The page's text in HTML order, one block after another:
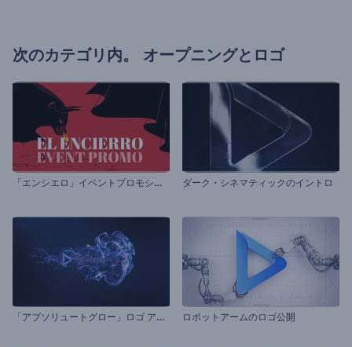
次のカテゴリ内。 オープニングとロゴ
「
エンシエロ」イベントプロモション ダーク・シネマティックのイントロ
「
アブソリュートグロー」ロゴ アニメーション ロボットアームのロゴ公開